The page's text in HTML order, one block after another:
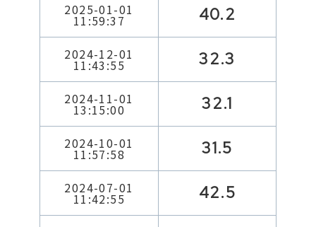
2025-01-01
11:59:37 40.2
2024-12-01
11:43:55 32.3
2024-11-01
13:15:00 32.1
2024-10-01
11:57:58 31.5
2024-07-01
11:42:55 42.5